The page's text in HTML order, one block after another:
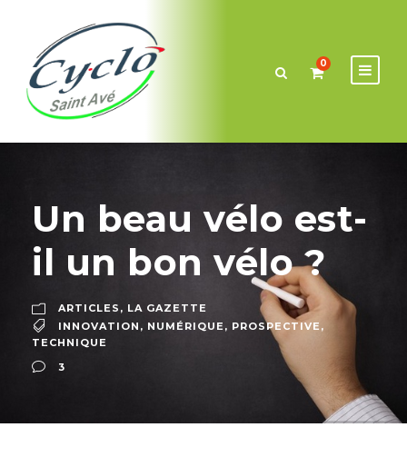
0
Un beau vélo est-
il un bon vélo ?
ARTICLES , LA GAZETTE
INNOVATION , NUMÉRIQUE , PROSPECTIVE ,
TECHNIQUE
3